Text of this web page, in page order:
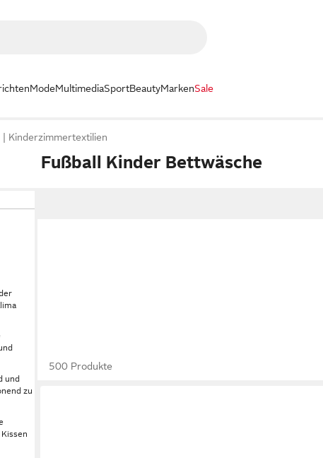
ModeMultimediaSportBeautyMarkenSale
Kinderzimmertextilien
Fußball Kinder Bettwäsche
und
zu
500 Produkte